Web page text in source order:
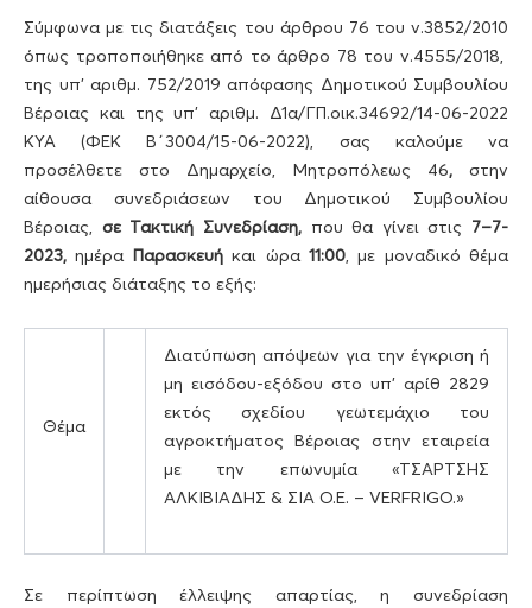
Σύμφωνα με τις διατάξεις του άρθρου 76 του ν.3852/2010
όπως τροποποιήθηκε από το άρθρο 78 του ν.4555/2018,
της υπ’ αριθμ. 752/2019 απόφασης Δημοτικού Συμβουλίου
Βέροιας και της υπ’ αριθμ. Δ1α/ΓΠ.οικ.34692/14-06-2022
ΚΥΑ (ΦΕΚ Β΄3004/15-06-2022), σας καλούμε να
προσέλθετε στο Δημαρχείο, Μητροπόλεως 46,στην
αίθουσα συνεδριάσεων του Δημοτικού Συμβουλίου
Βέροιας, σε Τακτική Συνεδρίαση, που θα γίνει στις 7–7-
2023,ημέραΠαρασκευήκαι ώρα 11:00, με μοναδικό θέμα
ημερήσιας διάταξης το εξής:
Θέμα
Διατύπωση απόψεων για την έγκριση ή
μη εισόδου-εξόδου στο υπ’ αρίθ 2829
εκτός σχεδίου γεωτεμάχιο του
αγροκτήματος Βέροιας στην εταιρεία
με την επωνυμία «ΤΣΑΡΤΣΗΣ
ΑΛΚΙΒΙΑΔΗΣ & ΣΙΑ Ο.Ε. – VERFRIGO.»
Σε περίπτωση έλλειψης απαρτίας, η συνεδρίαση